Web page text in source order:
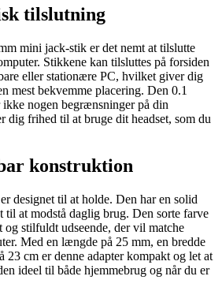
tilslutning
mini jack-stik er det nemt at tilslutte
Stikkene kan tilsluttes på forsiden
eller stationære PC, hvilket giver dig
mest bekvemme placering. Den 0.1
nogen begrænsninger på din
dig frihed til at bruge dit headset, som du
konstruktion
designet til at holde. Den har en solid
til at modstå daglig brug. Den sorte farve
og stilfuldt udseende, der vil matche
Med en længde på 25 mm, en bredde
23 cm er denne adapter kompakt og let at
ideel til både hjemmebrug og når du er